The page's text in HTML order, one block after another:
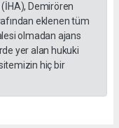
Demirören
eklenen tüm
olmadan ajans
yer alan hukuki
hiç bir